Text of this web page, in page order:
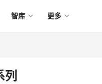
智库 更多